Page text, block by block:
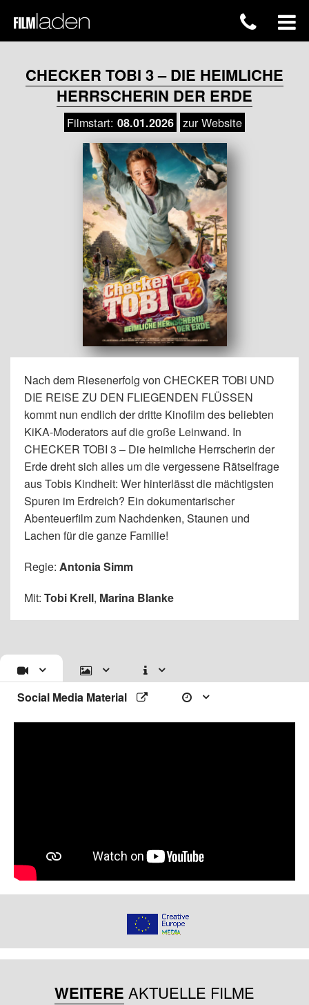
CHECKER TOBI 3 – DIE HEIMLICHE
HERRSCHERIN DER ERDE
Filmstart: 08.01.2026 zur Website
Nach dem Riesenerfolg von CHECKER TOBI UND
DIE REISE ZU DEN FLIEGENDEN FLÜSSEN
kommt nun endlich der dritte Kinofilm des beliebten
KiKA-Moderators auf die große Leinwand. In
CHECKER TOBI 3 – Die heimliche Herrscherin der
Erde dreht sich alles um die vergessene Rätselfrage
aus Tobis Kindheit: Wer hinterlässt die mächtigsten
Spuren im Erdreich? Ein dokumentarischer
Abenteuerfilm zum Nachdenken, Staunen und
Lachen für die ganze Familie!
Regie: Antonia Simm
Mit: Tobi Krell, Marina Blanke
Social Media Material
WEITERE AKTUELLE FILME